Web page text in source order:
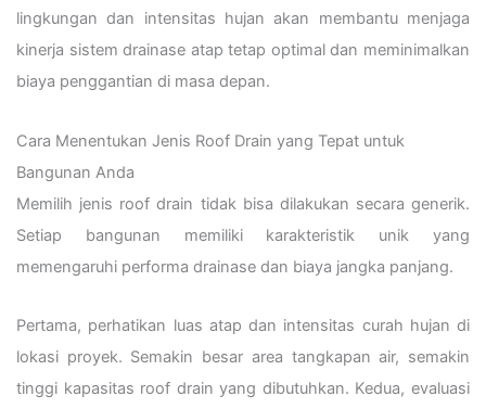
lingkungan dan intensitas hujan akan membantu menjaga
kinerja sistem drainase atap tetap optimal dan meminimalkan
biaya penggantian di masa depan.
Cara Menentukan Jenis Roof Drain yang Tepat untuk
Bangunan Anda
Memilih jenis roof drain tidak bisa dilakukan secara generik.
Setiap bangunan memiliki karakteristik unik yang
memengaruhi performa drainase dan biaya jangka panjang.
Pertama, perhatikan luas atap dan intensitas curah hujan di
lokasi proyek. Semakin besar area tangkapan air, semakin
tinggi kapasitas roof drain yang dibutuhkan. Kedua, evaluasi